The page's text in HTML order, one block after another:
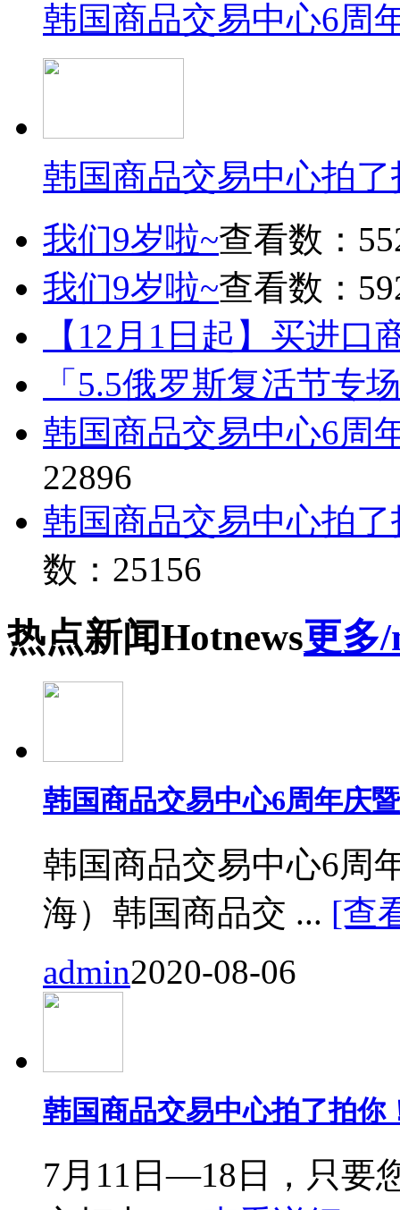
韩国商品交易中心6周
韩国商品交易中心拍
我们9岁啦~查看数：
我们9岁啦~查看数：
【12月1日起】买进口
「5.5俄罗斯复活节专
韩国商品交易中心6周
22896
韩国商品交易中心拍
数：25156
热点新闻Hotnews更多
韩国商品交易中心6周年庆
韩国商品交易中心6周
海）韩国商品交 ... [查
admin2020-08-06
韩国商品交易中心拍了拍你
7月11日—18日，只要